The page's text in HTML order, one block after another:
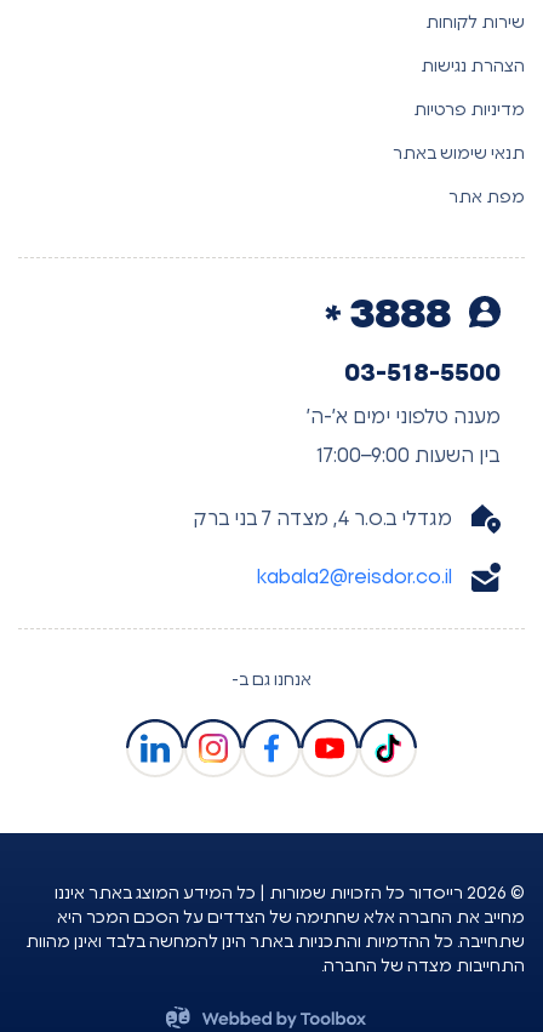
שירות לקוחות
הצהרת נגישות
מדיניות פרטיות
תנאי שימוש באתר
מפת אתר
03-518-5500
מענה טלפוני ימים א’-ה’
בין השעות 9:00–17:00
מגדלי ב.ס.ר 4, מצדה 7 בני ברק
kabala2@reisdor.co.il
אנחנו גם ב-
© 2026 רייסדור כל הזכויות שמורות | כל המידע המוצג באתר איננו
מחייב את החברה אלא שחתימה של הצדדים על הסכם המכר היא
שתחייבה. כל ההדמיות והתכניות באתר הינן להמחשה בלבד ואינן מהוות
התחייבות מצדה של החברה.